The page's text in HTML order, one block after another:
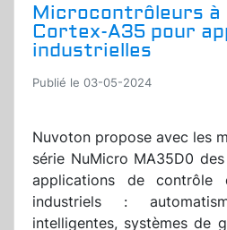
Microcontrôleurs
Cortex-A35 pour
industrielles
Publié le 03-05-2024
Nuvoton propose avec les
série NuMicro MA35D0
applications de contrôle
industriels :
intelligentes, systèmes de